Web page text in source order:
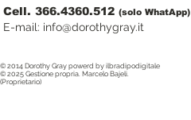
Cell. 366.4360.512 (solo WhatApp)
E-mail: info@dorothygray.it
© 2014 Dorothy Gray powerd by ilbradipodigitale
© 2025 Gestione propria. Marcelo Bajeli.
(Proprietario)